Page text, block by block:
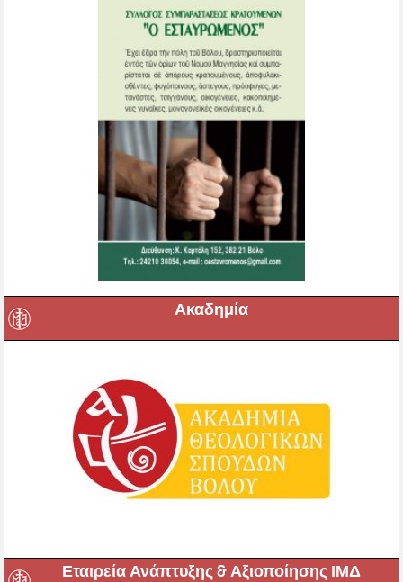
Ακαδημία
Εταιρεία Ανάπτυξης & Αξιοποίησης ΙΜΔ